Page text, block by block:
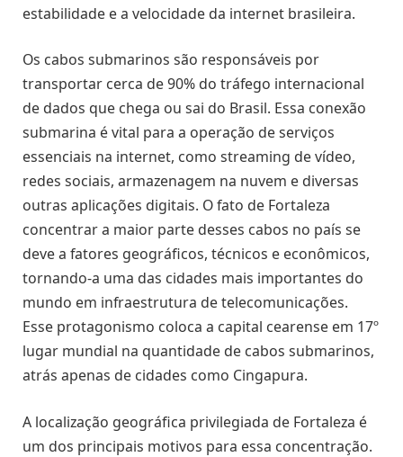
estabilidade e a velocidade da internet brasileira.
Os cabos submarinos são responsáveis por
transportar cerca de 90% do tráfego internacional
de dados que chega ou sai do Brasil. Essa conexão
submarina é vital para a operação de serviços
essenciais na internet, como streaming de vídeo,
redes sociais, armazenagem na nuvem e diversas
outras aplicações digitais. O fato de Fortaleza
concentrar a maior parte desses cabos no país se
deve a fatores geográficos, técnicos e econômicos,
tornando-a uma das cidades mais importantes do
mundo em infraestrutura de telecomunicações.
Esse protagonismo coloca a capital cearense em 17º
lugar mundial na quantidade de cabos submarinos,
atrás apenas de cidades como Cingapura.
A localização geográfica privilegiada de Fortaleza é
um dos principais motivos para essa concentração.